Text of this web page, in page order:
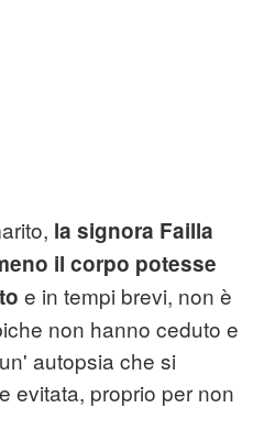
la signora Failla
il corpo potesse
e in tempi brevi, non è
non hanno ceduto e
autopsia che si
evitata, proprio per non